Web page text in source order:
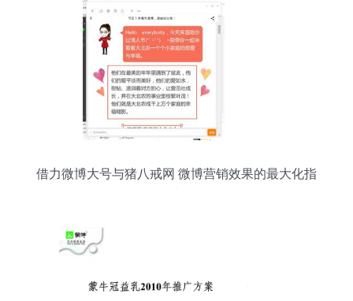
借力微博大号与猪八戒网 微博营销效果的最大化指